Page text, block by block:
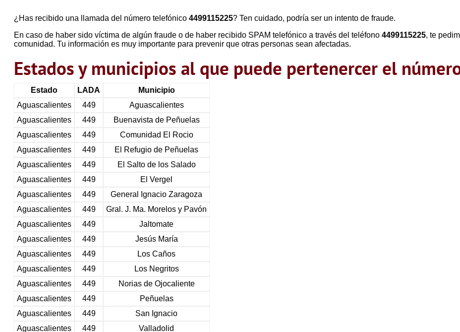
¿Has recibido una llamada del número telefónico 4499115225? Ten cuidado, podría ser un intento de fraude.
En caso de haber sido víctima de algún fraude o de haber recibido SPAM telefónico a través del teléfono 4499115225, te
comunidad. Tu información es muy importante para prevenir que otras personas sean afectadas.
Estados y municipios al que puede pertenercer el
Estado LADA
Municipio
Aguascalientes
449
Aguascalientes
Aguascalientes
449
Buenavista de Peñuelas
Aguascalientes
449
Comunidad El Rocio
Aguascalientes
449
El Refugio de Peñuelas
Aguascalientes
449
El Salto de los Salado
Aguascalientes
449
El Vergel
Aguascalientes
449
General Ignacio Zaragoza
Aguascalientes
449
Gral. J. Ma. Morelos y Pavón
Aguascalientes
449
Jaltomate
Aguascalientes
449
Jesús María
Aguascalientes
449
Los Caños
Aguascalientes
449
Los Negritos
Aguascalientes
449
Norias de Ojocaliente
Aguascalientes
449
Peñuelas
Aguascalientes
449
San Ignacio
Aguascalientes
449
Valladolid